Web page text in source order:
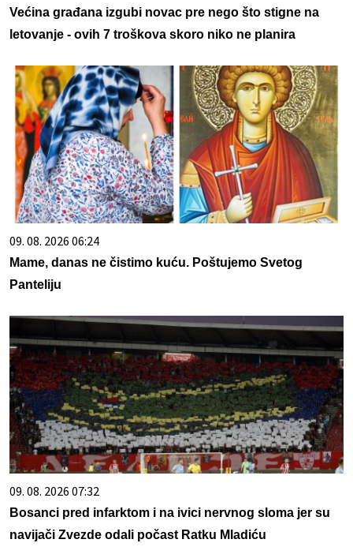
Većina građana izgubi novac pre nego što stigne na
letovanje - ovih 7 troškova skoro niko ne planira
09. 08. 2026 06:24
Mame, danas ne čistimo kuću. Poštujemo Svetog
Panteliju
09. 08. 2026 07:32
Bosanci pred infarktom i na ivici nervnog sloma jer su
navijači Zvezde odali počast Ratku Mladiću